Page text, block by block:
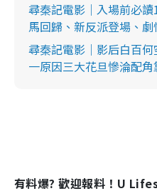
尋秦記電影｜入場前必
馬回歸、新反派登場、
尋秦記電影｜影后白百
一原因三大花旦慘淪配角
有料爆? 歡迎報料！U